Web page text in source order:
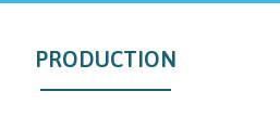
PRODUCTION